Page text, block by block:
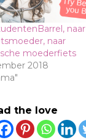
naar
naar
moederfiets
2018
the love